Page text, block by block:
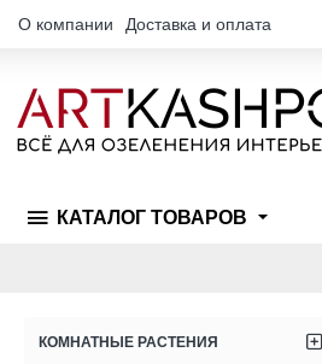
О компании Доставка и оплата
КАТАЛОГ ТОВАРОВ
КОМНАТНЫЕ РАСТЕНИЯ